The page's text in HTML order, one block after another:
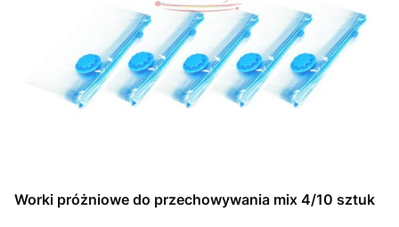
Worki próżniowe do przechowywania mix 4/10 sztuk